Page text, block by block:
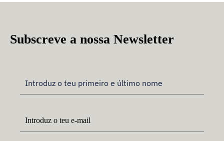
Subscreve a nossa Newsletter